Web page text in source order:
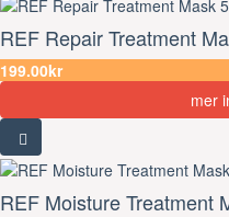
REF Repair Treatment
199.00kr
mer
REF Moisture Treatment